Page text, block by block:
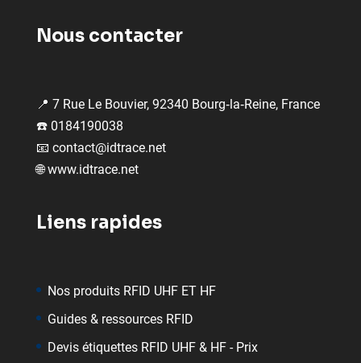
Nous contacter
📍 7 Rue Le Bouvier, 92340 Bourg‑la‑Reine, France
☎️ 0184190038
📧 contact@idtrace.net
🌐www.idtrace.net
Liens rapides
Nos produits RFID UHF ET HF
Guides & ressources RFID
Devis étiquettes RFID UHF & HF - Prix